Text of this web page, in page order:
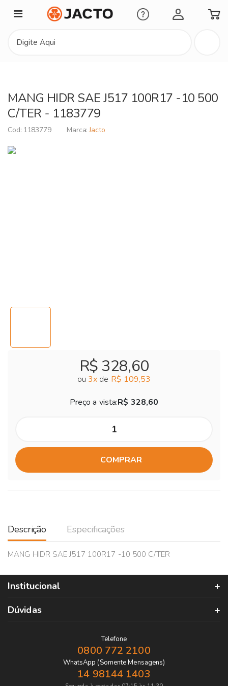
Minha Conta
MANG HIDR SAE J517 100R17 -10 500
C/TER - 1183779
1183779 Jacto
R$ 328,60
ou 3x de R$ 109,53
Preço a vista:R$ 328,60
COMPRAR
Descrição Especificações
MANG HIDR SAE J517 100R17 -10 500 C/TER
Institucional
Dúvidas
Telefone
0800 772 2100
WhatsApp (Somente Mensagens)
14 98144 1403